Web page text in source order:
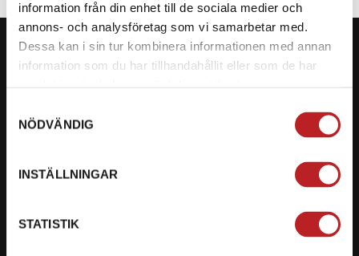
information från din enhet till de sociala medier och
annons- och analysföretag som vi samarbetar med.
Dessa kan i sin tur kombinera informationen med annan
information som du har tillhandahållit eller som de har
NÖDVÄNDIG
INSTÄLLNINGAR
STATISTIK
Org. nummer: 5566689278